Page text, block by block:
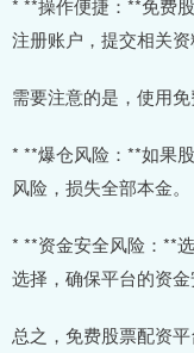
* **操作便捷：**免费
注册账户，提交相关资
需要注意的是，使用
* **爆仓风险：**如果
风险，损失全部本金。
* **资金安全风险：**
选择，确保平台的资金
总之，免费股票配资